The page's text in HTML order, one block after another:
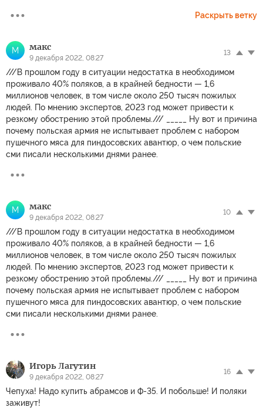
Раскрыть ветку
М макс
9 декабря 2022, 08:27
13
///В прошлом году в ситуации недостатка в необходимом
проживало 40% поляков, а в крайней бедности — 1,6
миллионов человек, в том числе около 250 тысяч пожилых
людей. По мнению экспертов, 2023 год может привести к
резкому обострению этой проблемы./// _____ Ну вот и причина
почему польская армия не испытывает проблем с набором
пушечного мяса для пиндосовских авантюр, о чем польские
сми писали несколькими днями ранее.
М макс
9 декабря 2022, 08:27
10
///В прошлом году в ситуации недостатка в необходимом
проживало 40% поляков, а в крайней бедности — 1,6
миллионов человек, в том числе около 250 тысяч пожилых
людей. По мнению экспертов, 2023 год может привести к
резкому обострению этой проблемы./// _____ Ну вот и причина
почему польская армия не испытывает проблем с набором
пушечного мяса для пиндосовских авантюр, о чем польские
сми писали несколькими днями ранее.
Игорь Лагутин
9 декабря 2022, 08:27
16
Чепуха! Надо купить абрамсов и Ф-35. И побольше! И поляки
заживут!